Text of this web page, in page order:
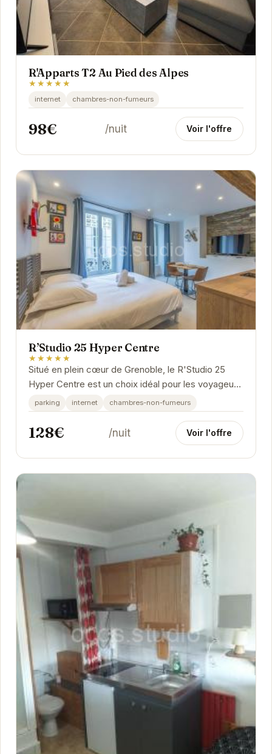
R'Apparts T2 Au Pied des Alpes
★★★★★
internet chambres-non-fumeurs
98€ /nuit Voir l'offre
R’Studio 25 Hyper Centre
★★★★★
Situé en plein cœur de Grenoble, le R'Studio 25
Hyper Centre est un choix idéal pour les voyageurs
souhaitant explorer la ville. Proche des...
parking internet chambres-non-fumeurs
128€ /nuit Voir l'offre